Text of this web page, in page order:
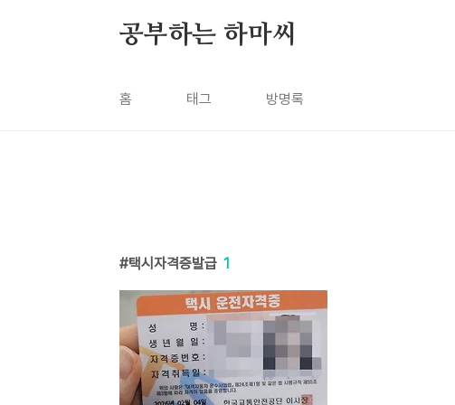
공부하는 하마씨
홈 태그 방명록
택시자격증발급 1